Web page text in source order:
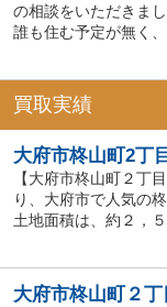
の相談をいただきま
誰も住む予定が無く
買取実績
大府市柊山町2
【大府市柊山町２丁
り、大府市で人気の
土地面積は、約２，
大府市柊山町２